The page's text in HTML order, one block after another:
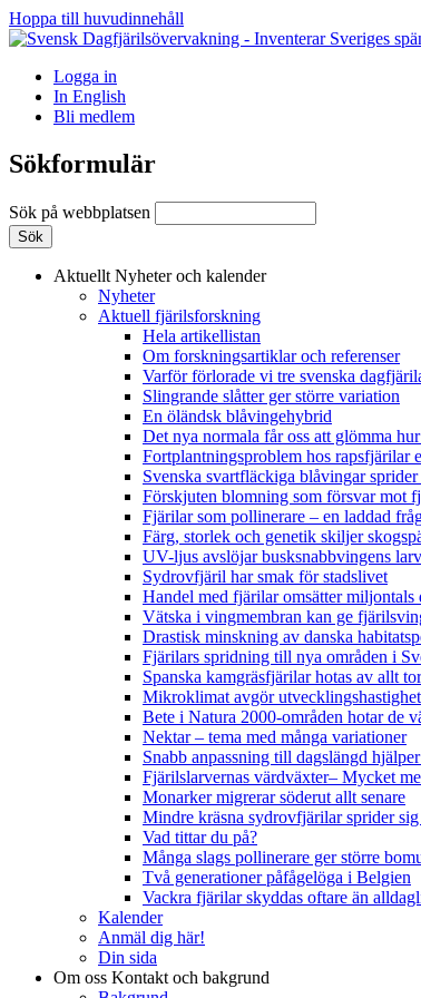
Hoppa till huvudinnehåll
Logga in
In English
Bli medlem
Sökformulär
Sök på webbplatsen
Aktuellt Nyheter och kalender
Nyheter
Aktuell fjärilsforskning
Hela artikellistan
Om forskningsartiklar och referenser
Varför förlorade vi tre svenska
Slingrande slåtter ger större variation
En öländsk blåvingehybrid
Det nya normala får oss att glömma
Fortplantningsproblem hos rapsfjärilar
Svenska svartfläckiga blåvingar
Förskjuten blomning som försvar mot
Fjärilar som pollinerare – en laddad
Färg, storlek och genetik skiljer
UV-ljus avslöjar busksnabbvingens
Sydrovfjäril har smak för stadslivet
Handel med fjärilar omsätter miljontals
Vätska i vingmembran kan ge
Drastisk minskning av danska
Fjärilars spridning till nya områden i
Spanska kamgräsfjärilar hotas av allt
Mikroklimat avgör utvecklingshastighet
Bete i Natura 2000-områden hotar de
Nektar – tema med många variationer
Snabb anpassning till dagslängd
Fjärilslarvernas värdväxter– Mycket
Monarker migrerar söderut allt senare
Mindre kräsna sydrovfjärilar sprider
Vad tittar du på?
Många slags pollinerare ger större
Två generationer påfågelöga i Belgien
Vackra fjärilar skyddas oftare än
Kalender
Anmäl dig här!
Din sida
Om oss Kontakt och bakgrund